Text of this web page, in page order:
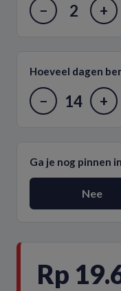
− 2 +
Hoeveel dagen
− 14 +
Ga je nog pinnen
Nee
Rp